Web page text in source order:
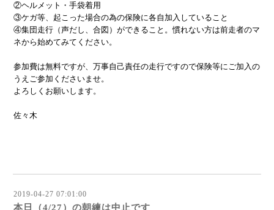
②ヘルメット・手袋着用
③ケガ等、起こった場合の為の保険に各自加入していること
④集団走行（声だし、合図）ができること。慣れない方は前走者のマ
ネから始めてみてください。
参加費は無料ですが、万事自己責任の走行ですので保険等にご加入の
うえご参加くださいませ。
よろしくお願いします。
佐々木
2019-04-27 07:01:00
本日（4/27）の朝練は中止です